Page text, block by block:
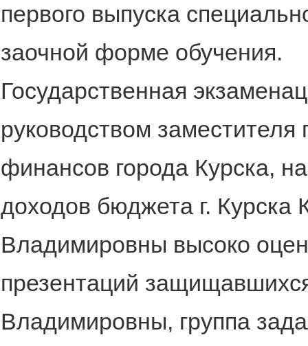
первого выпуска
заочной форме обучения.
Государственная
руководством заместителя
финансов города Курска,
доходов бюджета г. Курска
Владимировны высоко
презентаций
Владимировны, группа